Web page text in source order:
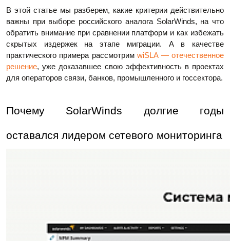
В этой статье мы разберем, какие критерии действительно
важны при выборе российского аналога SolarWinds, на что
обратить внимание при сравнении платформ и как избежать
скрытых издержек на этапе миграции. А в качестве
практического примера рассмотримwiSLA — отечественное
решение, уже доказавшее свою эффективность в проектах
для операторов связи, банков, промышленного и госсектора.
Почему SolarWinds долгие годы
оставался лидером сетевого мониторинга